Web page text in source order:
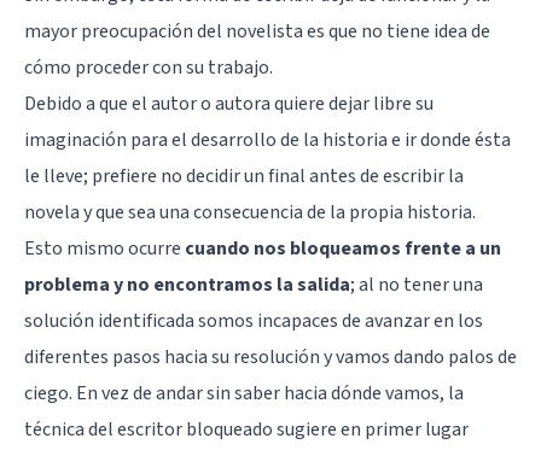
mayor preocupación del novelista es que no tiene idea de
cómo proceder con su trabajo.
Debido a que el autor o autora quiere dejar libre su
imaginación para el desarrollo de la historia e ir donde ésta
le lleve; prefiere no decidir un final antes de escribir la
novela y que sea una consecuencia de la propia historia.
Esto mismo ocurre cuando nos bloqueamos frente a un
problema y no encontramos la salida; al no tener una
solución identificada somos incapaces de avanzar en los
diferentes pasos hacia su resolución y vamos dando palos de
ciego. En vez de andar sin saber hacia dónde vamos, la
técnica del escritor bloqueado sugiere en primer lugar